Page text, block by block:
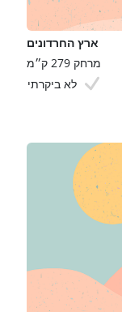
ארץ החרדונים
מרחק 279 ק״מ
לא ביקרתי